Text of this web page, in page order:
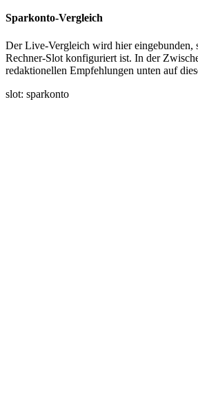
Sparkonto-Vergleich
Der Live-Vergleich wird hier eingebunden,
Rechner-Slot konfiguriert ist. In der
redaktionellen Empfehlungen unten auf
slot: sparkonto